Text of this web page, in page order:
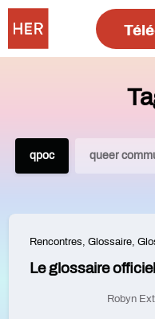
qpoc queer
Rencontres, Glossaire,
Le glossaire
Robyn